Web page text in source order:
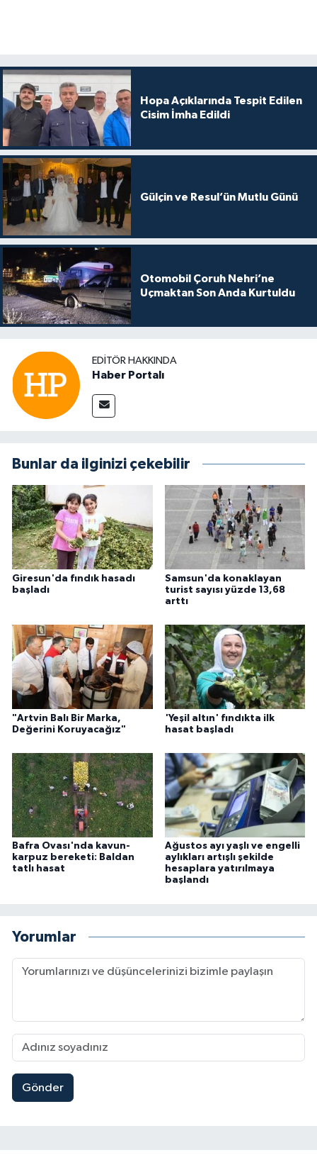
Hopa Açıklarında Tespit Edilen
Cisim İmha Edildi
Gülçin ve Resul’ün Mutlu Günü
Otomobil Çoruh Nehri’ne
Uçmaktan Son Anda Kurtuldu
EDITÖR HAKKINDA
Haber Portalı
Bunlar da ilginizi çekebilir
Giresun'da fındık hasadı
başladı
Samsun'da konaklayan
turist sayısı yüzde 13,68
arttı
"Artvin Balı Bir Marka,
Değerini Koruyacağız"
'Yeşil altın' fındıkta ilk
hasat başladı
Bafra Ovası'nda kavun-
karpuz bereketi: Baldan
tatlı hasat
Ağustos ayı yaşlı ve engelli
aylıkları artışlı şekilde
hesaplara yatırılmaya
başlandı
Yorumlar
Gönder